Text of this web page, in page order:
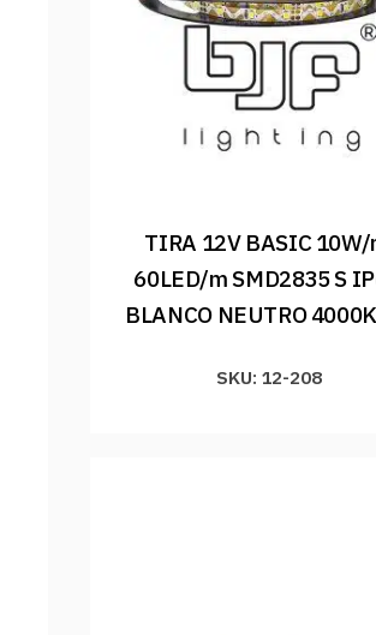
TIRA 12V BASIC 10W/
60LED/m SMD2835 S
BLANCO NEUTRO
SKU: 12-208